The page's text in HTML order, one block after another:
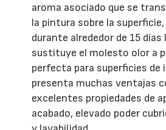
aroma asociado que se
la pintura sobre la
durante alrededor de 15
sustituye el molesto olor a
perfecta para superficies de
presenta muchas ventajas
excelentes propiedades de
acabado, elevado poder